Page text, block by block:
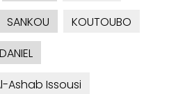
SANKOU
KOUTOUBO
DANIEL
Ashab Issousi